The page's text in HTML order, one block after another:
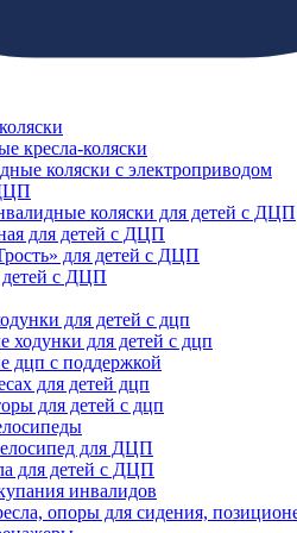
кресла-коляски
коляски с электроприводом
коляски для детей с ДЦП
для детей с ДЦП
для детей с ДЦП
детей с ДЦП
для детей с дцп
ходунки для детей с дцп
дцп с поддержкой
для детей дцп
для детей с дцп
для ДЦП
для детей с ДЦП
инвалидов
опоры для сидения,